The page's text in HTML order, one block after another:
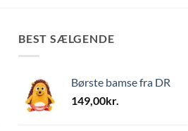
BEST SÆLGENDE
Børste bamse fra DR
149,00kr.